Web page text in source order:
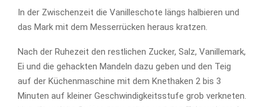
In der Zwischenzeit die Vanilleschote längs halbieren und
das Mark mit dem Messerrücken heraus kratzen.
Nach der Ruhezeit den restlichen Zucker, Salz, Vanillemark,
Ei und die gehackten Mandeln dazu geben und den Teig
auf der Küchenmaschine mit dem Knethaken 2 bis 3
Minuten auf kleiner Geschwindigkeitsstufe grob verkneten.